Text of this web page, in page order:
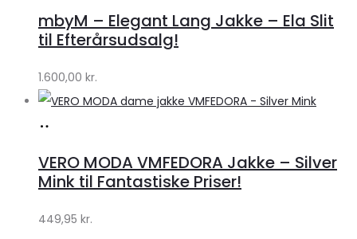
Lykke
Lykke
mbyM – Elegant Lang Jakke – Ela Slit
til Efterårsudsalg!
1.600,00 kr.
Klædeskabet.dk
VERO MODA VMFEDORA Jakke – Silver
Mink til Fantastiske Priser!
449,95 kr.